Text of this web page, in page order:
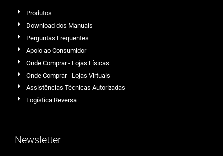
Produtos
Download dos Manuais
Perguntas Frequentes
Apoio ao Consumidor
Onde Comprar - Lojas Físicas
Onde Comprar - Lojas Virtuais
Assistências Técnicas Autorizadas
Logística Reversa
Newsletter